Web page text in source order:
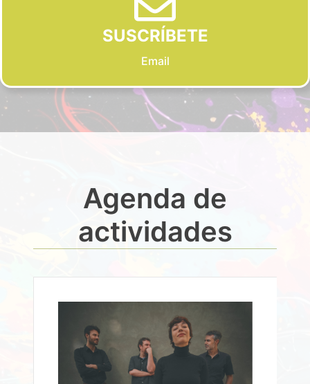
SUSCRÍBETE
Email
Agenda de
actividades